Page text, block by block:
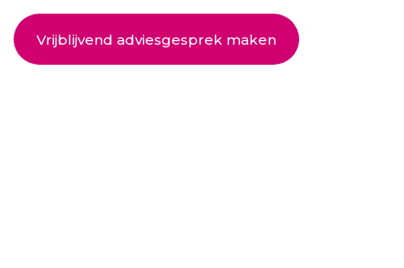
Vrijblijvend adviesgesprek maken